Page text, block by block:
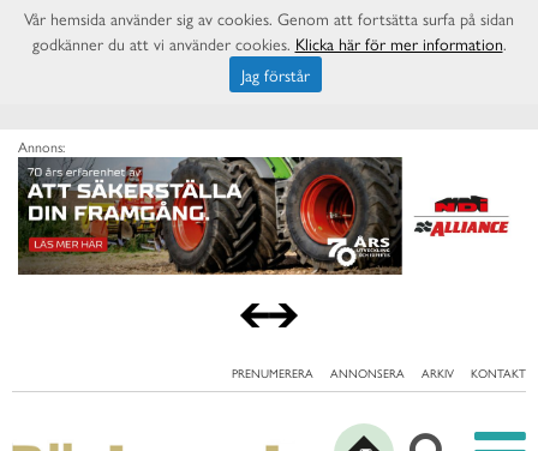
Annons:
PRENUMERERA ANNONSERA ARKIV KONTAKT
Vår hemsida använder sig av cookies. Genom att fortsätta surfa på sidan
godkänner du att vi använder cookies. Klicka här för mer information.
Jag förstår